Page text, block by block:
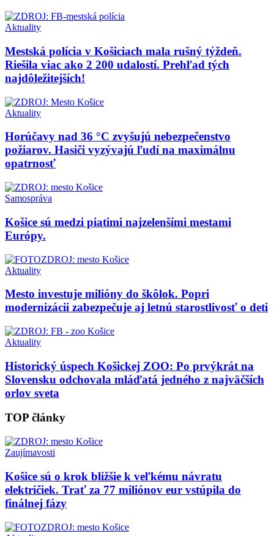
Aktuality
Mestská polícia v Košiciach mala rušný týždeň.
Riešila viac ako 2 200 udalostí. Prehľad tých
najdôležitejších!
Aktuality
Horúčavy nad 36 °C zvyšujú nebezpečenstvo
požiarov. Hasiči vyzývajú ľudí na maximálnu
opatrnosť
Samospráva
Košice sú medzi piatimi najzelenšími mestami
Európy.
Aktuality
Mesto investuje milióny do škôlok. Popri
modernizácii zabezpečuje aj letnú starostlivosť o deti
Aktuality
Historický úspech Košickej ZOO: Po prvýkrát na
Slovensku odchovala mláďatá jedného z najväčších
orlov sveta
TOP články
Zaujímavosti
Košice sú o krok bližšie k veľkému návratu
električiek. Trať za 77 miliónov eur vstúpila do
finálnej fázy